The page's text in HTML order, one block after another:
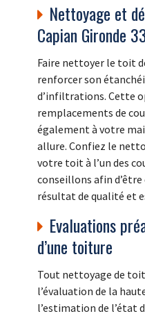
Nettoyage et
Capian Gironde
Faire nettoyer le toit
renforcer son
d’infiltrations. Cette
remplacements de
également à votre
allure. Confiez le
votre toit à l’un des
conseillons afin
résultat de qualité et
Evaluations
d’une toiture
Tout nettoyage de
l’évaluation de la
l’estimation de l’état